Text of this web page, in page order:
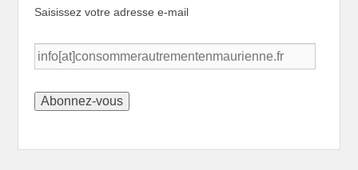
Saisissez votre adresse e-mail
info[at]consommerautrementenmaurienne.fr